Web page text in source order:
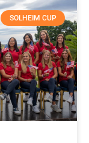
SOLHEIM CUP